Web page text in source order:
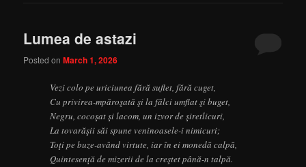
Lumea de astazi
Posted onMarch 1, 2026
Vezi colo pe uriciunea fără suflet, fără cuget,
Cu privirea-mpăroşată şi la fălci umflat şi buget,
Negru, cocoşat şi lacom, un izvor de şiretlicuri,
La tovarăşii săi spune veninoasele-i nimicuri;
Toţi pe buze-având virtute, iar în ei monedă calpă,
Quintesenţă de mizerii de la creştet până-n talpă.